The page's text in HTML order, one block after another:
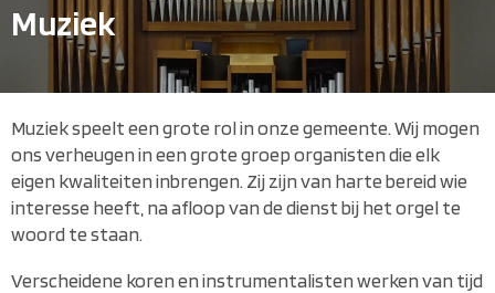
Muziek
Muziek speelt een grote rol in onze gemeente. Wij mogen
ons verheugen in een grote groep organisten die elk
eigen kwaliteiten inbrengen. Zij zijn van harte bereid wie
interesse heeft, na afloop van de dienst bij het orgel te
woord te staan.
Verscheidene koren en instrumentalisten werken van tijd